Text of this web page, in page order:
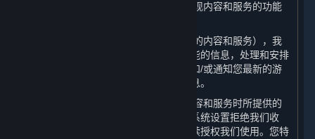
（一） 我们会根据本政策的规定并为实现内容和服务的功能
（二） 根据收集的数据（包括您所订购的内容和服务），我
们会通知您有关更新或升级的服务和功能的信息，处理和安排
您所需的客户支持、技术咨询或问题，和/或通知您最新的游
戏更新、竞赛、促销信息、特殊活动信息。
（三） 请您注意，就您在使用我们的内容和服务时所提供的
所有个人信息，除非被您删除或您通过系统设置拒绝我们收
集，否则您将被视为在使用平台期间持续授权我们使用。您特